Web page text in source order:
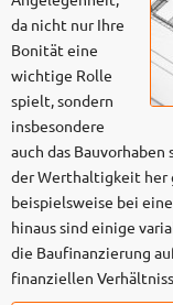
da nicht nur Ihre
Bonität eine
wichtige Rolle
spielt, sondern
insbesondere
auch das Bauvorhaben
der Werthaltigkeit her
beispielsweise bei
hinaus sind einige
die Baufinanzierung
finanziellen